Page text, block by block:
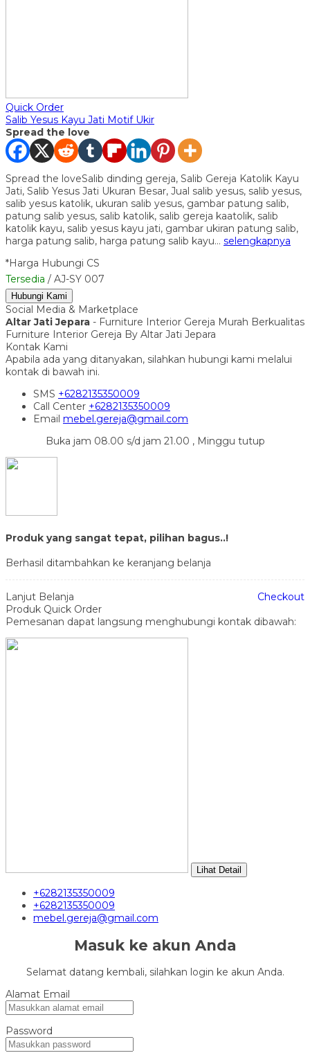
Quick Order
Salib Yesus Kayu Jati Motif Ukir
Spread the love
Spread the loveSalib dinding gereja, Salib Gereja Katolik Kayu
Jati, Salib Yesus Jati Ukuran Besar, Jual salib yesus, salib yesus,
salib yesus katolik, ukuran salib yesus, gambar patung salib,
patung salib yesus, salib katolik, salib gereja kaatolik, salib
katolik kayu, salib yesus kayu jati, gambar ukiran patung salib,
harga patung salib, harga patung salib kayu… selengkapnya
*Harga Hubungi CS
Tersedia / AJ-SY 007
Hubungi Kami
Social Media & Marketplace
Altar Jati Jepara - Furniture Interior Gereja Murah Berkualitas
Furniture Interior Gereja By Altar Jati Jepara
Kontak Kami
Apabila ada yang ditanyakan, silahkan hubungi kami melalui
kontak di bawah ini.
SMS +6282135350009
Call Center +6282135350009
Email mebel.gereja@gmail.com
Buka jam 08.00 s/d jam 21.00 , Minggu tutup
Produk yang sangat tepat, pilihan bagus..!
Berhasil ditambahkan ke keranjang belanja
Lanjut Belanja
Checkout
Produk Quick Order
Pemesanan dapat langsung menghubungi kontak dibawah:
Lihat Detail
+6282135350009
+6282135350009
mebel.gereja@gmail.com
Masuk ke akun Anda
Selamat datang kembali, silahkan login ke akun Anda.
Alamat Email
Password